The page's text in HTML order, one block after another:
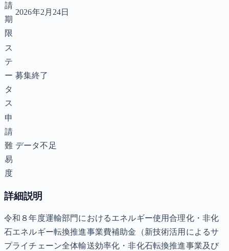
請
期
限
2026年2月24日
ス
テ
ー
タ
ス
募集終了
申
請
難
易
度
データ不足
詳細説明
令和８年度運輸部門におけるエネルギー使用合理化・非化
石エネルギー転換推進事業費補助金（新技術活用によるサ
プライチェーン全体輸送効率化・非化石転換推進事業及び